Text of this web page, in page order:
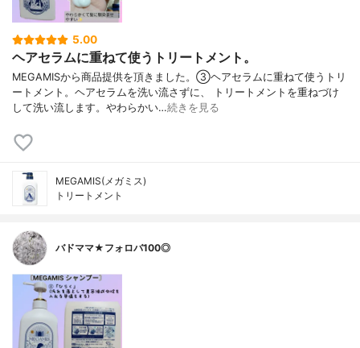
5.00
ヘアセラムに重ねて使うトリートメント。
MEGAMISから商品提供を頂きました。③ヘアセラムに重ねて使うトリ
ートメント。ヘアセラムを洗い流さずに、 トリートメントを重ねづけ
して洗い流します。やわらかい…続きを見る
MEGAMIS(メガミス)
トリートメント
バドママ★フォロバ100◎